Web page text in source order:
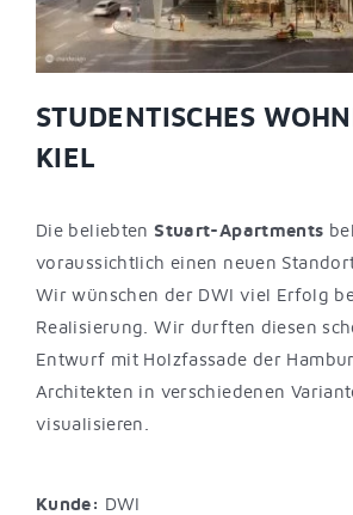
STUDENTISCHES
KIEL
Die beliebtenStuart-Apartments
voraussichtlich einen neuen
Wir wünschen der DWI viel Erfolg
Realisierung. Wir durften diesen
Entwurf mit Holzfassade der
Architekten in verschiedenen
visualisieren.
Kunde: DWI